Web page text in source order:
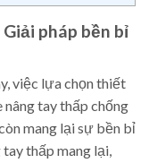
pháp bền bỉ
việc lựa chọn thiết
nâng tay thấp chống
mang lại sự bền bỉ
thấp mang lại,